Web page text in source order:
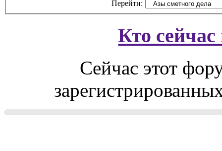
Перейти:
Кто
Сейчас этот